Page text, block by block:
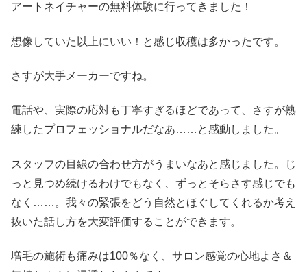
アートネイチャーの無料体験に行ってきました！
想像していた以上にいい！と感じ収穫は多かったです。
さすが大手メーカーですね。
電話や、実際の応対も丁寧すぎるほどであって、さすが熟
練したプロフェッショナルだなあ……と感動しました。
スタッフの目線の合わせ方がうまいなあと感じました。じ
っと見つめ続けるわけでもなく、ずっとそらさす感じでも
なく……。我々の緊張をどう自然とほぐしてくれるか考え
抜いた話し方を大変評価することができます。
増毛の施術も痛みは100％なく、サロン感覚の心地よさ＆